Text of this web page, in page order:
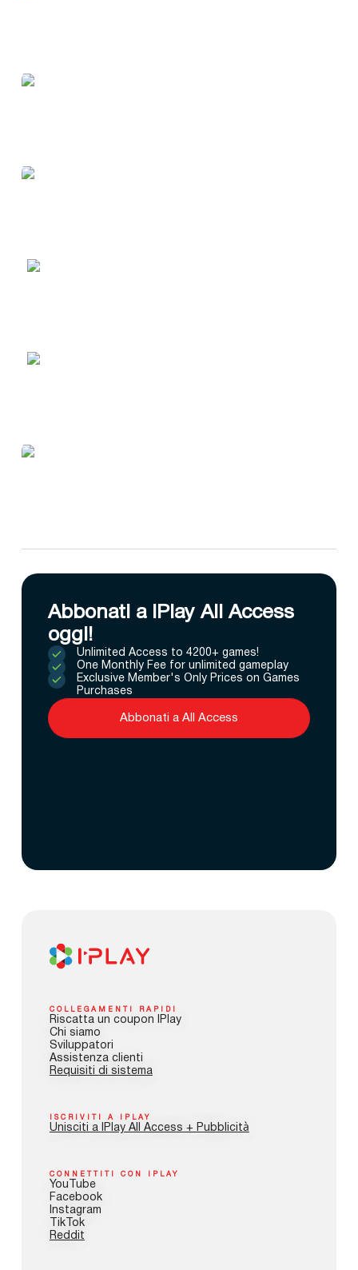
Abbonati a IPlay All Access
oggi!
Unlimited Access to 4200+ games!
One Monthly Fee for unlimited gameplay
Exclusive Member's Only Prices on Games
Purchases
Abbonati a All Access
COLLEGAMENTI RAPIDI
Riscatta un coupon IPlay
Chi siamo
Sviluppatori
Assistenza clienti
Requisiti di sistema
ISCRIVITI A IPLAY
Unisciti a IPlay All Access + Pubblicità
CONNETTITI CON IPLAY
YouTube
Facebook
Instagram
TikTok
Reddit